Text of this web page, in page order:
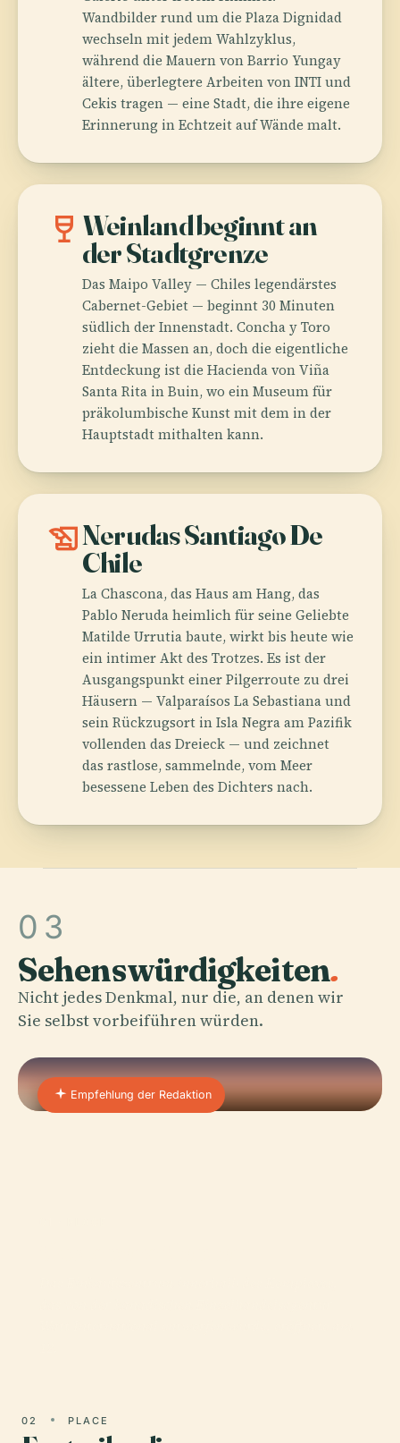
Wandbilder rund um die Plaza Dignidad
wechseln mit jedem Wahlzyklus,
während die Mauern von Barrio Yungay
ältere, überlegtere Arbeiten von INTI und
Cekis tragen — eine Stadt, die ihre eigene
Erinnerung in Echtzeit auf Wände malt.
wine_bar Weinland beginnt an
der Stadtgrenze
Das Maipo Valley — Chiles legendärstes
Cabernet-Gebiet — beginnt 30 Minuten
südlich der Innenstadt. Concha y Toro
zieht die Massen an, doch die eigentliche
Entdeckung ist die Hacienda von Viña
Santa Rita in Buin, wo ein Museum für
präkolumbische Kunst mit dem in der
Hauptstadt mithalten kann.
history_eduNerudas Santiago De
Chile
La Chascona, das Haus am Hang, das
Pablo Neruda heimlich für seine Geliebte
Matilde Urrutia baute, wirkt bis heute wie
ein intimer Akt des Trotzes. Es ist der
Ausgangspunkt einer Pilgerroute zu drei
Häusern — Valparaísos La Sebastiana und
sein Rückzugsort in Isla Negra am Pazifik
vollenden das Dreieck — und zeichnet
das rastlose, sammelnde, vom Meer
besessene Leben des Dichters nach.
03
Sehenswürdigkeiten.
Nicht jedes Denkmal, nur die, an denen wir
Sie selbst vorbeiführen würden.
Empfehlung der Redaktion
02 PLACE